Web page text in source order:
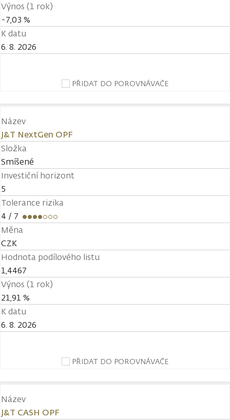
Výnos (1 rok)
-7,03 %
K datu
6. 8. 2026
PŘIDAT DO POROVNÁVAČE
Název
J&T NextGen OPF
Složka
Smíšené
Investiční horizont
5
Tolerance rizika
4 / 7
Měna
CZK
Hodnota podílového listu
1,4467
Výnos (1 rok)
21,91 %
K datu
6. 8. 2026
PŘIDAT DO POROVNÁVAČE
Název
J&T CASH OPF